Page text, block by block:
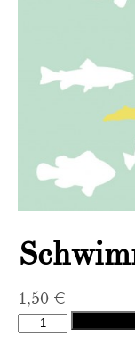
1,50 €
Schwimmer